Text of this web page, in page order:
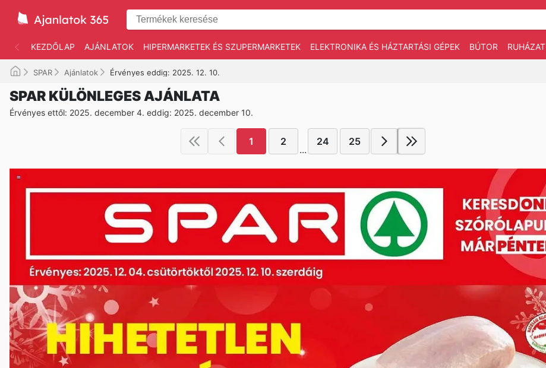
KEZDŐLAP AJÁNLATOK HIPERMARKETEK ÉS SZUPERMARKETEK ELEKTRONIKA ÉS HÁZTARTÁSI GÉPEK BÚTOR RUHÁZAT
SPAR Ajánlatok Érvényes eddig: 2025. 12. 10.
SPAR KÜLÖNLEGES AJÁNLATA
Érvényes ettől: 2025. december 4. eddig: 2025. december 10.
1 2
...
24 25